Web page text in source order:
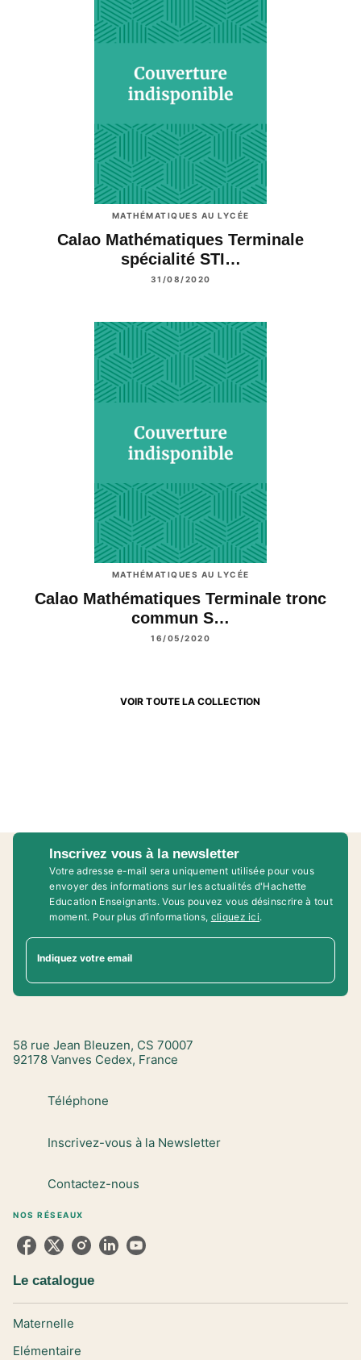
MATHÉMATIQUES AU LYCÉE
Calao Mathématiques Terminale
spécialité STI…
31/08/2020
MATHÉMATIQUES AU LYCÉE
Calao Mathématiques Terminale tronc
commun S…
16/05/2020
VOIR TOUTE LA COLLECTION
Inscrivez vous à la newsletter
Votre adresse e-mail sera uniquement utilisée pour vous
envoyer des informations sur les actualités d'Hachette
Education Enseignants. Vous pouvez vous désinscrire à tout
moment. Pour plus d’informations, cliquez ici.
Indiquez votre email
58 rue Jean Bleuzen, CS 70007
92178 Vanves Cedex, France
Téléphone
Inscrivez-vous à la Newsletter
Contactez-nous
NOS RÉSEAUX
Le catalogue
Maternelle
Elémentaire